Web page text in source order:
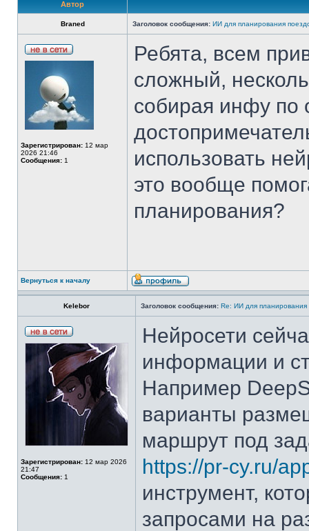
Автор
Braned Заголовок сообщения: ИИ для планирования
Зарегистрирован: 12 мар
2026 21:46
Сообщения: 1
Ребята, всем
сложный,
собирая инфу по
использовать
это вообще
планирования?
Вернуться к началу
Kelebor Заголовок сообщения: Re: ИИ для планирования
Зарегистрирован: 12 мар 2026
21:47
Сообщения: 1
Нейросети
информации и
Например
варианты
маршрут под
https://pr-cy.ru/
инструмент,
запросами на